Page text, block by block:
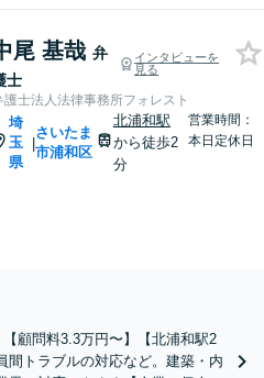
尾 基哉 弁
士
インタビューを
見る
護士法人法律事務所フォレスト
埼
玉
県
|
さいたま
市浦和区
北浦和駅
から徒歩2
分
営業時間：
本日定休日
【顧問料3.3万円〜】【北浦和駅2
間トラブルの対応など。建築・内